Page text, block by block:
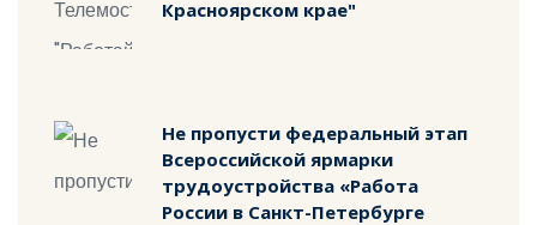
Красноярском крае"
Не пропусти федеральный этап
Всероссийской ярмарки
трудоустройства «Работа
России в Санкт-Петербурге